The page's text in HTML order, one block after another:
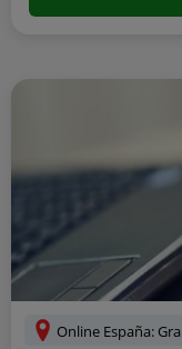
Online España: